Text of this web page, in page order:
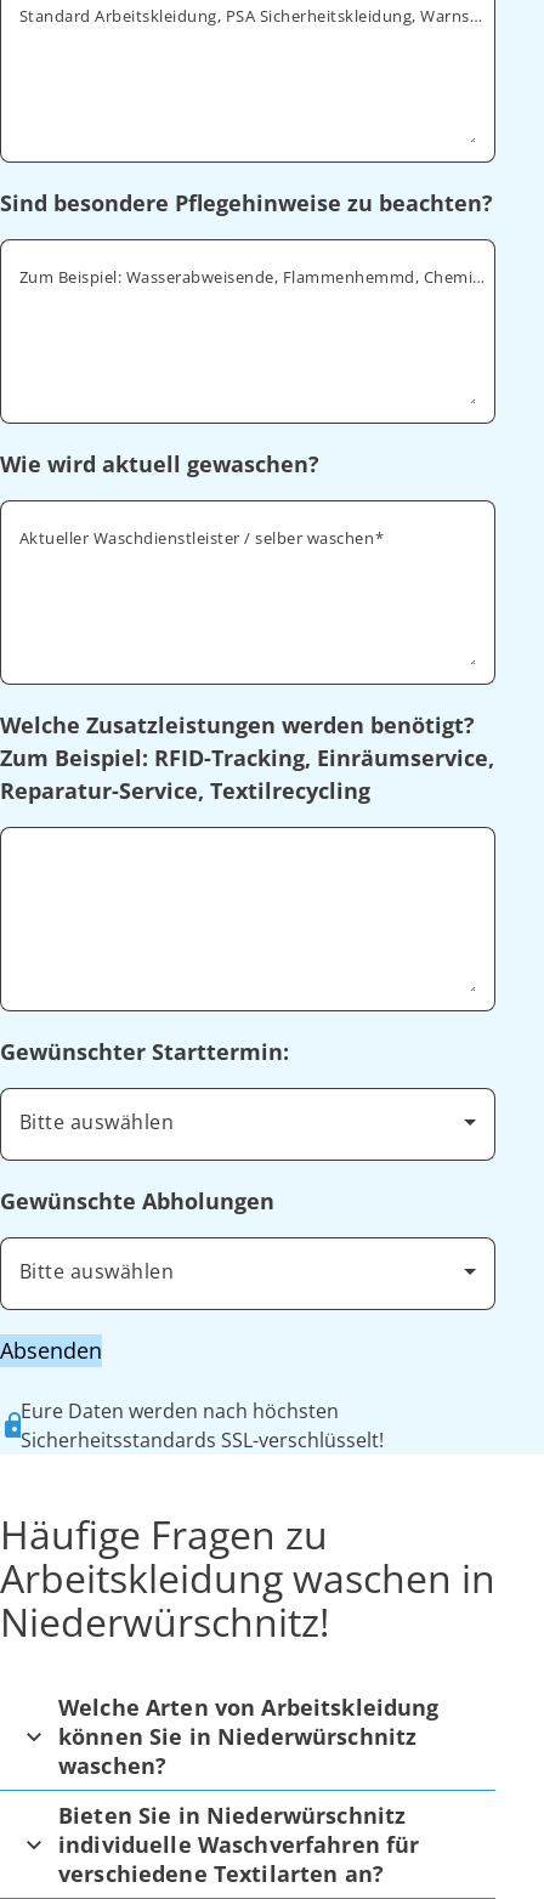
Standard Arbeitskleidung, PSA Sicherheitskleidung, Warnschutz, ESD
Sind besondere Pflegehinweise zu beachten?
Zum Beispiel: Wasserabweisende, Flammenhemmd, Chemikalienabweisende
Wie wird aktuell gewaschen?
Aktueller Waschdienstleister / selber waschen
Welche Zusatzleistungen werden benötigt?
Zum Beispiel: RFID-Tracking, Einräumservice,
Reparatur-Service, Textilrecycling
Gewünschter Starttermin:
Bitte auswählen
Gewünschte Abholungen
Bitte auswählen
Absenden
Eure Daten werden nach höchsten
Sicherheitsstandards SSL-verschlüsselt!
Häufige Fragen zu
Arbeitskleidung waschen in
Niederwürschnitz!
Welche Arten von Arbeitskleidung
können Sie in Niederwürschnitz
waschen?
Bieten Sie in Niederwürschnitz
individuelle Waschverfahren für
verschiedene Textilarten an?